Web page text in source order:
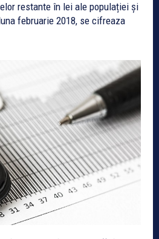
restante în lei ale populației și
februarie 2018, se cifreaza